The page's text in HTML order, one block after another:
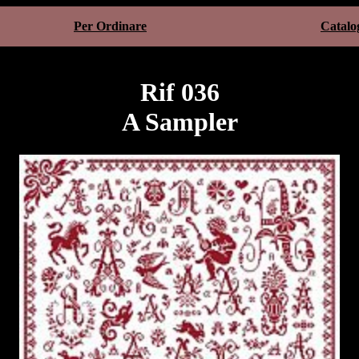
Per Ordinare
Rif 036
A Sampler